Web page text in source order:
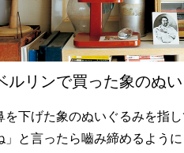
ルリンで買った象のぬ
を下げた象のぬいぐるみを指
」と言ったら嚙み締めるよう